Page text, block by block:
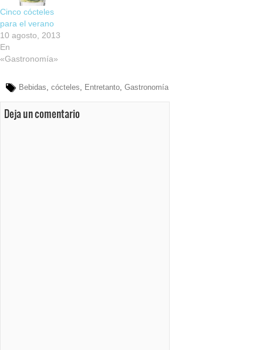
Cinco cócteles
para el verano
10 agosto, 2013
En
«Gastronomía»
Bebidas cócteles Entretanto, Gastronomía
Deja un comentario